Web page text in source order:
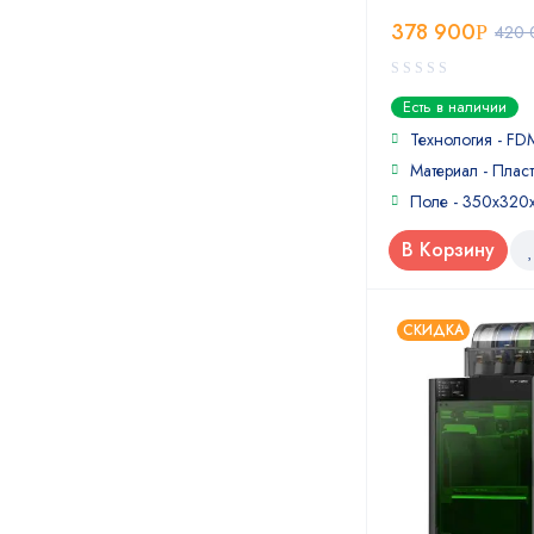
420
378 900Р
0
out
of
Есть в наличии
Технология -
Материал -
Поле -
В Корзину
СКИДКА